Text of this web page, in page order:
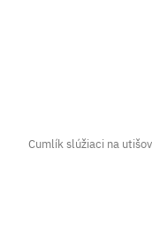
Cumlík slúžiaci na